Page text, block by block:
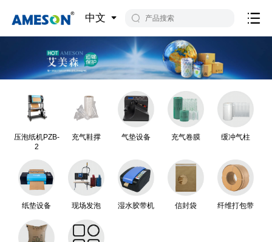
中文
压泡纸机PZB-
2
充气鞋撑 气垫设备 充气卷膜 缓冲气柱
纸垫设备 现场发泡 湿水胶带机 信封袋 纤维打包带